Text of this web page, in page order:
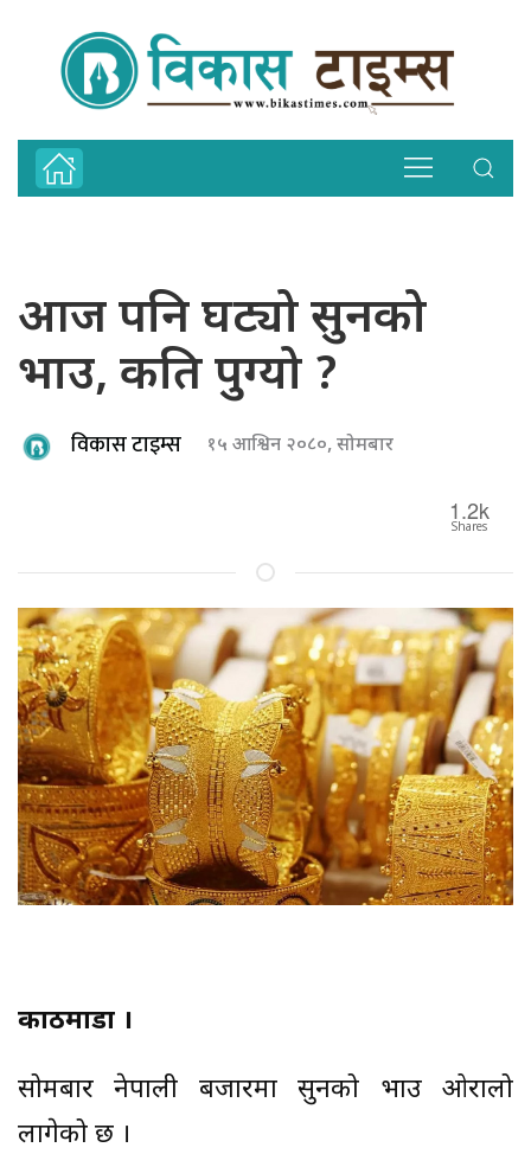
आज पनि घट्यो सुनको
भाउ, कति पुग्यो ?
विकास टाइम्स १५ आश्विन २०८०, सोमबार
1.2k
Shares
काठमाडौं ।
सोमबार नेपाली बजारमा सुनको भाउ ओरालो
लागेको छ ।